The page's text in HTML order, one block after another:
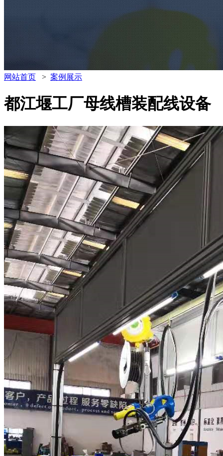
网站首页 > 案例展示
都江堰工厂母线槽装配线设备